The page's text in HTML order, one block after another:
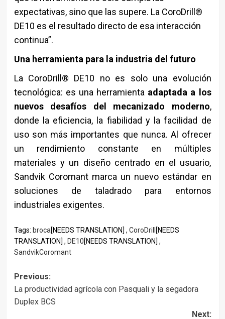
expectativas, sino que las supere. La CoroDrill®
DE10 es el resultado directo de esa interacción
continua”.
Una herramienta para la industria del futuro
La CoroDrill® DE10 no es solo una evolución
tecnológica: es una herramienta adaptada a los
nuevos desafíos del mecanizado moderno,
donde la eficiencia, la fiabilidad y la facilidad de
uso son más importantes que nunca. Al ofrecer
un rendimiento constante en múltiples
materiales y un diseño centrado en el usuario,
Sandvik Coromant marca un nuevo estándar en
soluciones de taladrado para entornos
industriales exigentes.
Tags: broca[NEEDS TRANSLATION] , CoroDrill [NEEDS
TRANSLATION] , DE10[NEEDS TRANSLATION] ,
SandvikCoromant
Post
navigation
Previous:
La productividad agrícola con Pasquali y la segadora
Duplex BCS
Next: